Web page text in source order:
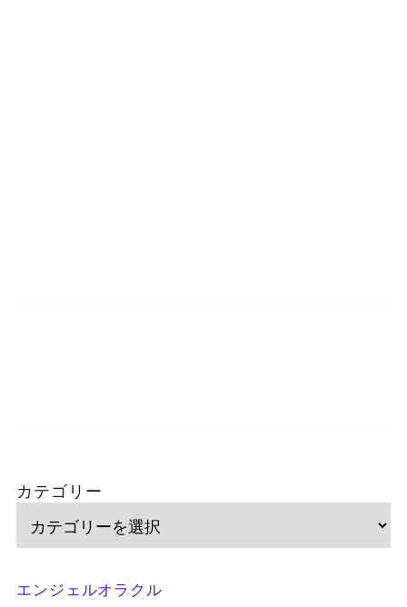
カテゴリー
エンジェルオラクル